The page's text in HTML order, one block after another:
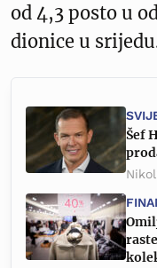
od 4,3 posto u
dionice u
Šef